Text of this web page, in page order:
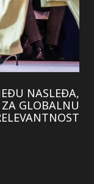
NASLEĐA,
GLOBALNU